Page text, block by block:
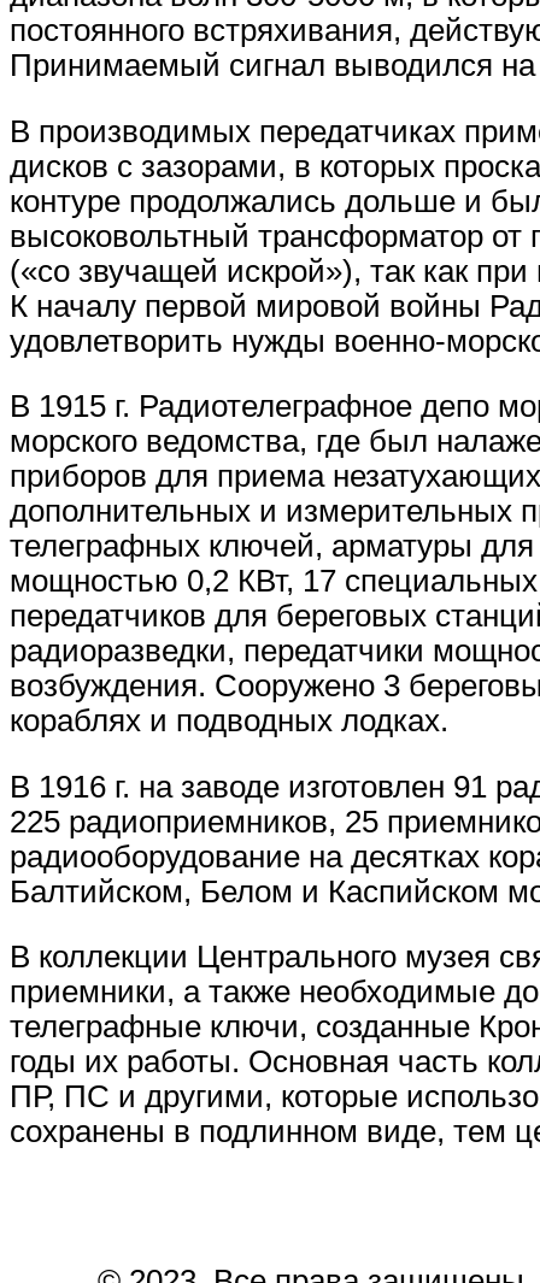
постоянного встряхивания,
Принимаемый сигнал выводился
В производимых передатчиках
дисков с зазорами, в которых
контуре продолжались дольше и
высоковольтный трансформатор
(«со звучащей искрой»), так как
К началу первой мировой войны
удовлетворить нужды военно-
В 1915 г. Радиотелеграфное депо
морского ведомства, где был
приборов для приема
дополнительных и измерительных
телеграфных ключей, арматуры для
мощностью 0,2 КВт, 17
передатчиков для береговых
радиоразведки, передатчики
возбуждения. Сооружено 3
кораблях и подводных лодках.
В 1916 г. на заводе изготовлен 91
225 радиоприемников, 25
радиооборудование на десятках
Балтийском, Белом и Каспийском
В коллекции Центрального музея
приемники, а также необходимые
телеграфные ключи, созданные
годы их работы. Основная часть
ПР, ПС и другими, которые
сохранены в подлинном виде, тем